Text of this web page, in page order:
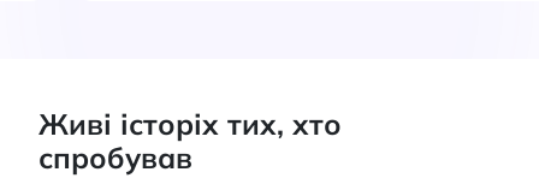
Живі історіх тих, хто
спробував